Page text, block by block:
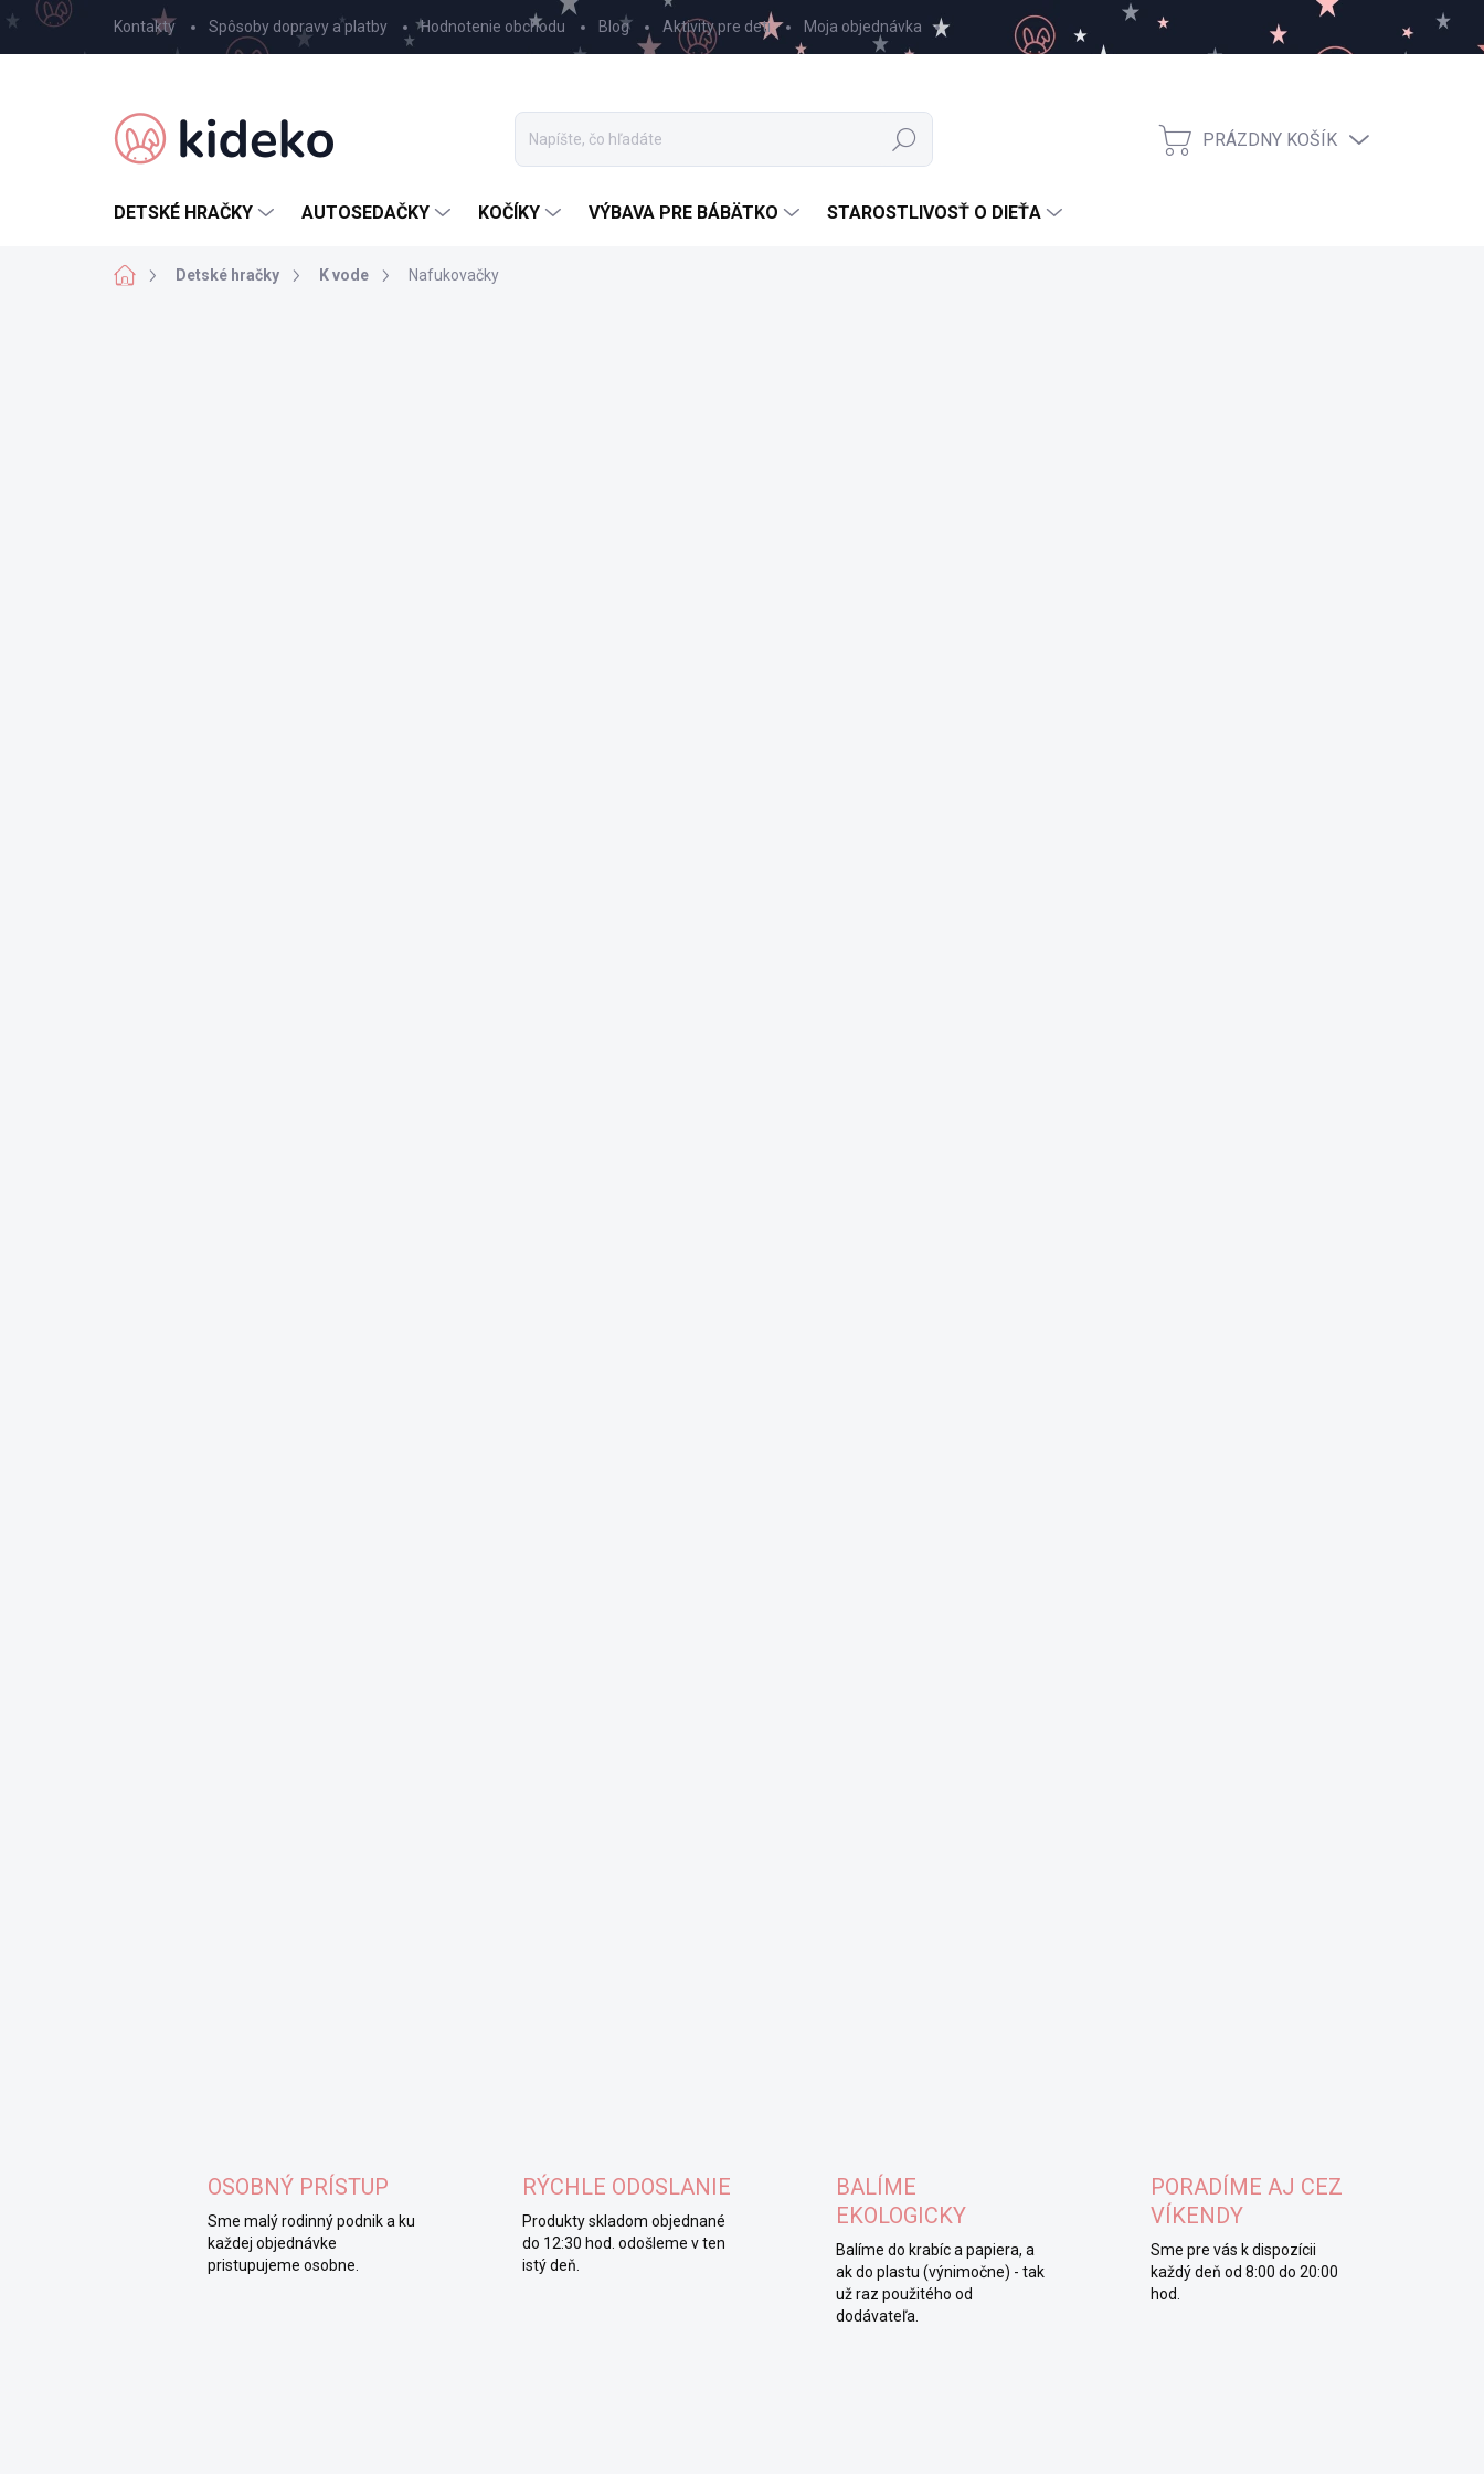
Prejsť
na
obsah
Kontakty Spôsoby dopravy a platby Hodnotenie obchodu Blog Aktivity pre deti Moja objednávka
Hľadať
NÁKUPNÝ
PRÁZDNY KOŠÍK
DETSKÉ HRAČKY AUTOSEDAČKY KOČÍKY VÝBAVA PRE BÁBÄTKO STAROSTLIVOSŤ O DIEŤA
DomovDetské hračky K vode Nafukovačky
OSOBNÝ PRÍSTUP
Sme malý rodinný podnik a ku
každej objednávke
pristupujeme osobne.
RÝCHLE ODOSLANIE
Produkty skladom objednané
do 12:30 hod. odošleme v ten
istý deň.
BALÍME
EKOLOGICKY
Balíme do krabíc a papiera, a
ak do plastu (výnimočne) - tak
už raz použitého od
dodávateľa.
PORADÍME AJ CEZ
VÍKENDY
Sme pre vás k dispozícii
každý deň od 8:00 do 20:00
hod.